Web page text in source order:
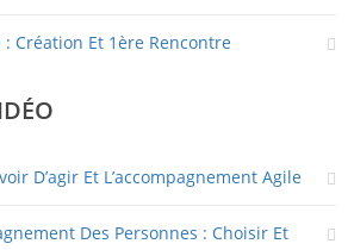
Création Et 1ère Rencontre
D’agir Et L’accompagnement Agile
Des Personnes : Choisir Et